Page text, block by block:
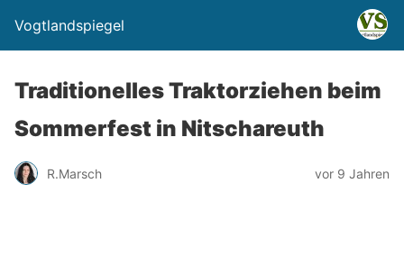
Vogtlandspiegel
Traditionelles Traktorziehen beim
Sommerfest in Nitschareuth
R.Marsch vor 9 Jahren